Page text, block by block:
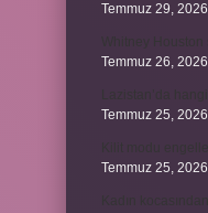
Temmuz 29, 2026
Temmuz 26, 2026
Temmuz 25, 2026
Temmuz 25, 2026